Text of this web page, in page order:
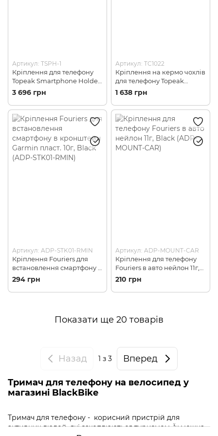
Артикул: TSPH-1
Кріплення для телефону
Topeak Smartphone Holder
Рowerpack із аккум
7800mAh, Black (TSPH-1)
3 696 грн
Артикул: TC1022
Кріплення на кермо чохлів
для телефону Topeak
RideCase Mount RX, Black
(TC1022)
1 638 грн
Артикул: ADP-STK01-RMIN
Кріплення Fouriers для
встановлення смартфону в
кронштейн Garmin пласт.
10г, Black (ADP-STK01-
RMIN)
294 грн
Артикул: ADP-MOUNT-CAR
Кріплення для телефону
Fouriers в авто нейлон 11г,
Black (ADP-MOUNT-CAR)
210 грн
Показати ще 20 товарів
Назад 1 з 3 Вперед
Тримач для телефону на велосипед у
магазині BlackBike
Тримач для телефону - корисний пристрій для
активних людей, які захоплюються туризмом. Їх можна